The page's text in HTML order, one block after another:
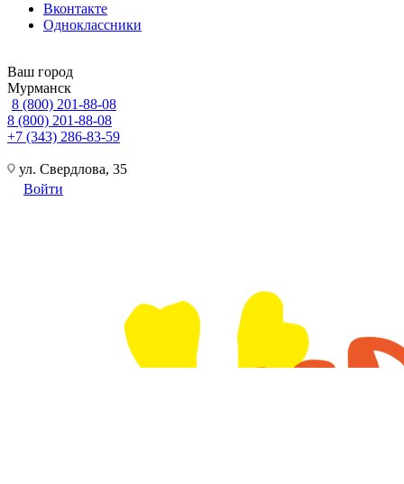
Вконтакте
Одноклассники
Ваш город
Мурманск
8 (800) 201-88-08
8 (800) 201-88-08
+7 (343) 286-83-59
ул. Свердлова, 35
Войти